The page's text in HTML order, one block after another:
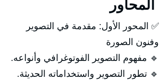
✅ المحور الأول: مقدمة في التصوير
وفنون الصورة
🔹 مفهوم التصوير الفوتوغرافي وأنواعه.
🔹 تطور التصوير واستخداماته الحديثة.